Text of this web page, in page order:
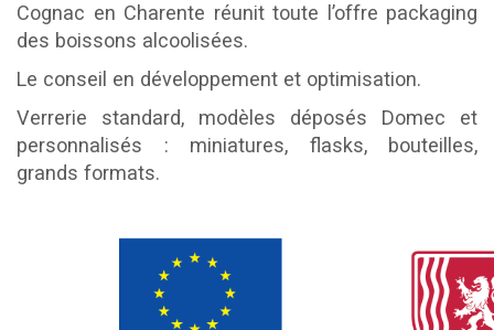
Cognac en Charente réunit toute l’offre packaging
des boissons alcoolisées.
Le conseil en développement et optimisation.
Verrerie standard, modèles déposés Domec et
personnalisés : miniatures, flasks, bouteilles,
grands formats.